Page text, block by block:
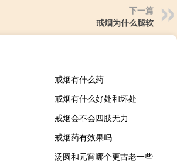
下一篇
戒烟为什么腿软
戒烟有什么药
戒烟有什么好处和坏处
戒烟会不会四肢无力
戒烟药有效果吗
汤圆和元宵哪个更古老一些